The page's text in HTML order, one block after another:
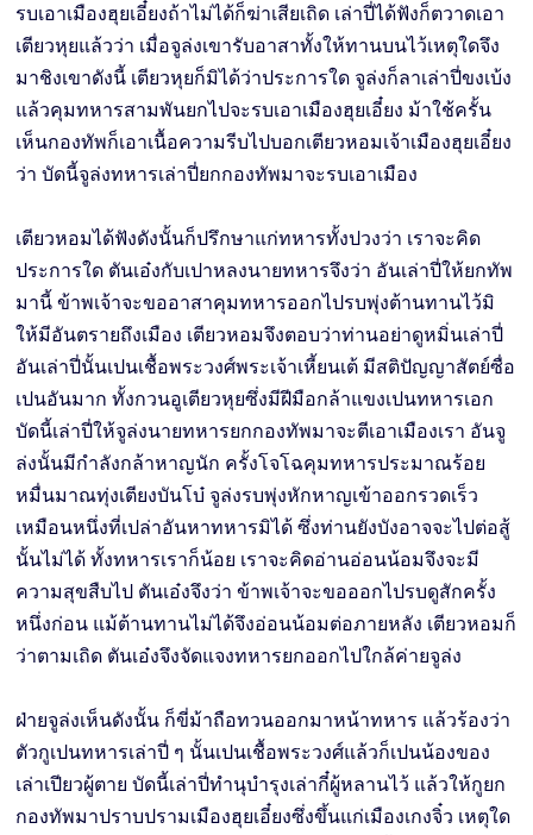
รบเอาเมืองฮุยเอี๋ยงถ้าไม่ได้ก็ฆ่าเสียเถิด เล่าปี่ได้ฟังก็ตวาดเอา
เตียวหุยแล้วว่า เมื่อจูล่งเขารับอาสาทั้งให้ทานบนไว้เหตุใดจึง
มาชิงเขาดังนี้ เตียวหุยก็มิได้ว่าประการใด จูล่งก็ลาเล่าปี่ขงเบ้ง
แล้วคุมทหารสามพันยกไปจะรบเอาเมืองฮุยเอี๋ยง ม้าใช้ครั้น
เห็นกองทัพก็เอาเนื้อความรีบไปบอกเตียวหอมเจ้าเมืองฮุยเอี๋ยง
ว่า บัดนี้จูล่งทหารเล่าปี่ยกกองทัพมาจะรบเอาเมือง
เตียวหอมได้ฟังดังนั้นก็ปรึกษาแก่ทหารทั้งปวงว่า เราจะคิด
ประการใด ตันเอ๋งกับเปาหลงนายทหารจึงว่า อันเล่าปี่ให้ยกทัพ
มานี้ ข้าพเจ้าจะขออาสาคุมทหารออกไปรบพุ่งต้านทานไว้มิ
ให้มีอันตรายถึงเมือง เตียวหอมจึงตอบว่าท่านอย่าดูหมิ่นเล่าปี่
อันเล่าปี่นั้นเปนเชื้อพระวงศ์พระเจ้าเหี้ยนเต้ มีสติปัญญาสัตย์ซื่อ
เปนอันมาก ทั้งกวนอูเตียวหุยซึ่งมีฝีมือกล้าแขงเปนทหารเอก
บัดนี้เล่าปี่ให้จูล่งนายทหารยกกองทัพมาจะตีเอาเมืองเรา อันจู
ล่งนั้นมีกำลังกล้าหาญนัก ครั้งโจโฉคุมทหารประมาณร้อย
หมื่นมาณทุ่งเตียงบันโบ๋ จูล่งรบพุ่งหักหาญเข้าออกรวดเร็ว
เหมือนหนึ่งที่เปล่าอันหาทหารมิได้ ซึ่งท่านยังบังอาจจะไปต่อสู้
นั้นไม่ได้ ทั้งทหารเราก็น้อย เราจะคิดอ่านอ่อนน้อมจึงจะมี
ความสุขสืบไป ตันเอ๋งจึงว่า ข้าพเจ้าจะขอออกไปรบดูสักครั้ง
หนึ่งก่อน แม้ต้านทานไม่ได้จึงอ่อนน้อมต่อภายหลัง เตียวหอมก็
ว่าตามเถิด ตันเอ๋งจึงจัดแจงทหารยกออกไปใกล้ค่ายจูล่ง
ฝ่ายจูล่งเห็นดังนั้น ก็ขี่ม้าถือทวนออกมาหน้าทหาร แล้วร้องว่า
ตัวกูเปนทหารเล่าปี่ ๆ นั้นเปนเชื้อพระวงศ์แล้วก็เปนน้องของ
เล่าเปียวผู้ตาย บัดนี้เล่าปี่ทำนุบำรุงเล่ากี๋ผู้หลานไว้ แล้วให้กูยก
กองทัพมาปราบปรามเมืองฮุยเอี๋ยงซึ่งขึ้นแก่เมืองเกงจิ๋ว เหตุใด